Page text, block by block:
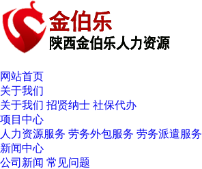
网站首页
关于我们
关于我们 招贤纳士 社保代办
项目中心
人力资源服务 劳务外包服务 劳务派遣服务
新闻中心
公司新闻 常见问题